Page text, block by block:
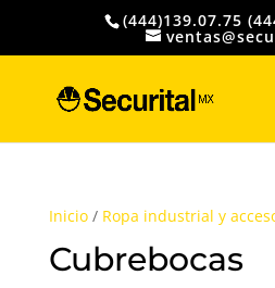
(444)139.07.75
productos
Inicio/ Ropa industrial y
Cubrebocas